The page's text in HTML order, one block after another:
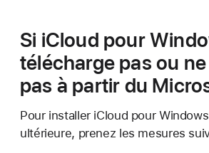
Si iCloud pour
télécharge pas ou ne
pas à partir du
Pour installer iCloud pour
ultérieure, prenez les mesures